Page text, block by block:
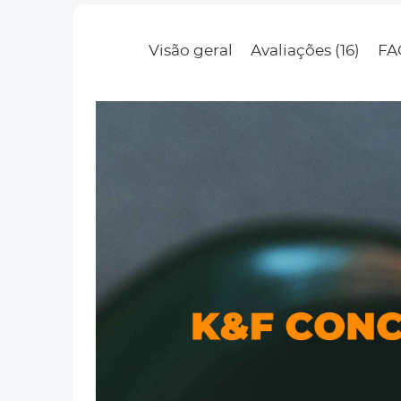
Visão geral Avaliações (16)